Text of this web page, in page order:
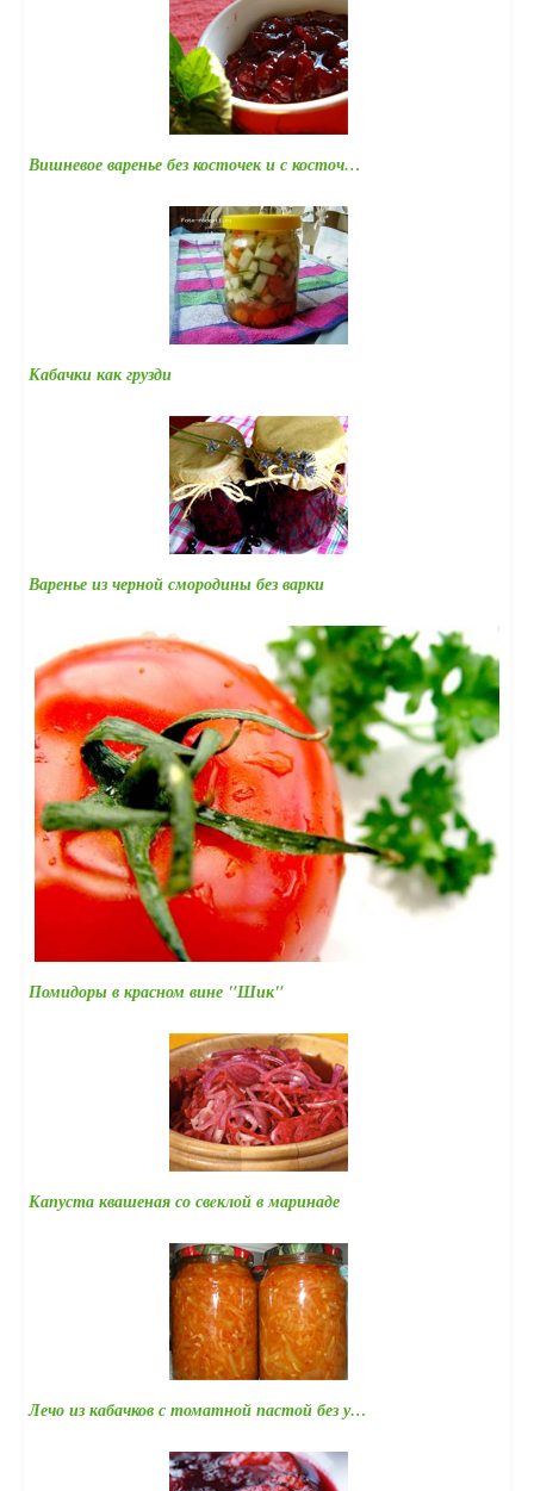
Вишневое варенье без косточек и с косточ…
Кабачки как грузди
Варенье из черной смородины без варки
Помидоры в красном вине "Шик"
Капуста квашеная со свeклой в маринаде
Лечо из кабачков с томатной пастой без у…